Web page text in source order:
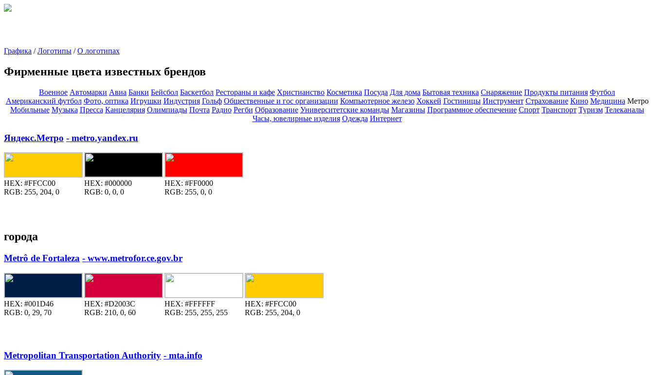
Графика /Логотипы /О логотипах
Фирменные цвета известных брендов
Военное Автомарки Авиа Банки Бейсбол Баскетбол Рестораны и кафе Христианство Косметика Посуда Для дома Бытовая техника Снаряжение Продукты питания Футбол
Американский футбол Фото, оптика Игрушки Индустрия Гольф Общественные и гос организации Компьютерное железо Хоккей Гостиницы Инструмент Страхование Кино Медицина Метро
Мобильные Музыка Пресса Канцелярия Олимпиады Почта Радио Регби Образование Университетские команды Магазины Программное обеспечение Спорт Транспорт Туризм Телеканалы
Часы, ювелирные изделия Одежда Интернет
Яндекс.Метро - metro.yandex.ru
HEX: #FFCC00
RGB: 255, 204, 0
HEX: #000000
RGB: 0, 0, 0
HEX: #FF0000
RGB: 255, 0, 0
города
Metrô de Fortaleza - www.metrofor.ce.gov.br
HEX: #001D46
RGB: 0, 29, 70
HEX: #D2003C
RGB: 210, 0, 60
HEX: #FFFFFF
RGB: 255, 255, 255
HEX: #FFCC00
RGB: 255, 204, 0
Metropolitan Transportation Authority - mta.info